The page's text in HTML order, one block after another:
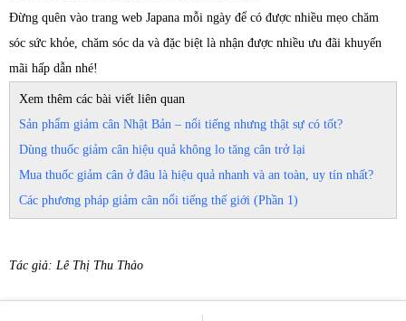
Đừng quên vào trang web Japana mỗi ngày để có được nhiều mẹo chăm
sóc sức khỏe, chăm sóc da và đặc biệt là nhận được nhiều ưu đãi khuyến
mãi hấp dẫn nhé!
Xem thêm các bài viết liên quan
Sản phẩm giảm cân Nhật Bản – nổi tiếng nhưng thật sự có tốt?
Dùng thuốc giảm cân hiệu quả không lo tăng cân trở lại
Mua thuốc giảm cân ở đâu là hiệu quả nhanh và an toàn, uy tín nhất?
Các phương pháp giảm cân nổi tiếng thế giới (Phần 1)
Tác giả: Lê Thị Thu Thảo